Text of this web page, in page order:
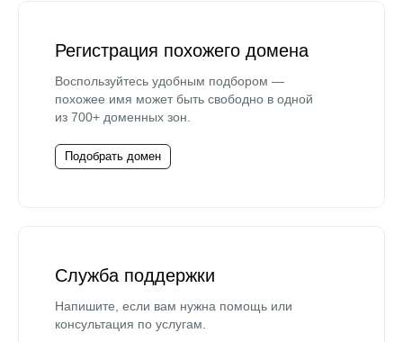
Регистрация похожего домена
Воспользуйтесь удобным подбором —
похожее имя может быть свободно в одной
из 700+ доменных зон.
Подобрать домен
Служба поддержки
Напишите, если вам нужна помощь или
консультация по услугам.